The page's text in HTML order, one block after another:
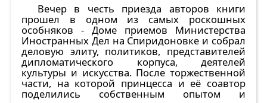
Вечер в честь приезда авторов книги
прошел в одном из самых роскошных
особняков - Доме приемов Министерства
Иностранных Дел на Спиридоновке и собрал
деловую элиту, политиков, представителей
дипломатического корпуса, деятелей
культуры и искусства. После торжественной
части, на которой принцесса и её соавтор
поделились собственным опытом и